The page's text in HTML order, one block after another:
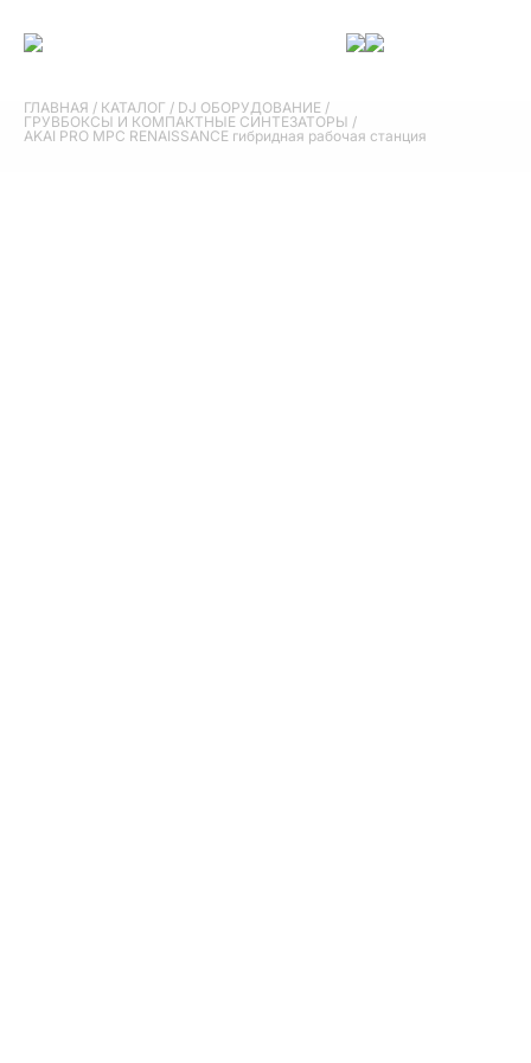
ГЛАВНАЯ / КАТАЛОГ / DJ ОБОРУДОВАНИЕ /
ГРУВБОКСЫ И КОМПАКТНЫЕ СИНТЕЗАТОРЫ /
AKAI PRO MPC RENAISSANCE гибридная рабочая станция